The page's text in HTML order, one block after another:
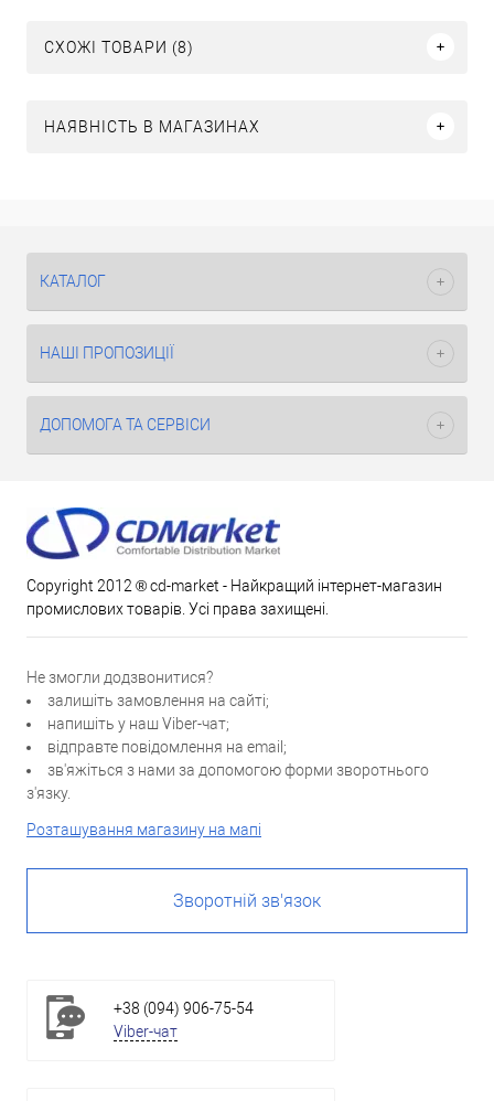
СХОЖІ ТОВАРИ (8)
НАЯВНІСТЬ В МАГАЗИНАХ
КАТАЛОГ
НАШІ ПРОПОЗИЦІЇ
ДОПОМОГА ТА СЕРВІСИ
Copyright 2012 ® cd-market - Найкращий інтернет-магазин
промислових товарів. Усі права захищені.
Не змогли додзвонитися?
залишіть замовлення на сайті;
напишіть у наш Viber-чат;
відправте повідомлення на email;
зв'яжіться з нами за допомогою форми зворотнього
з'язку.
Розташування магазину на мапі
Зворотній зв'язок
+38 (094) 906-75-54
Viber-чат